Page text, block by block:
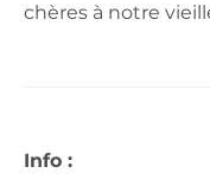
chères à notre
Info :